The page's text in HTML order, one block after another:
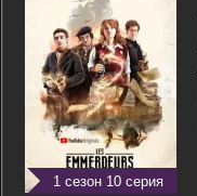
1 сезон 10 серия